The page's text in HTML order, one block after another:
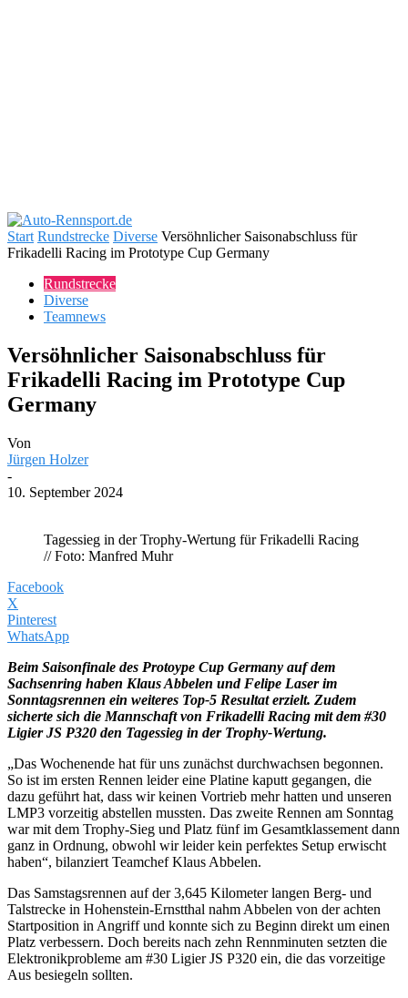
Start Rundstrecke Diverse Versöhnlicher Saisonabschluss für
Frikadelli Racing im Prototype Cup Germany
Rundstrecke
Diverse
Teamnews
Versöhnlicher Saisonabschluss für
Frikadelli Racing im Prototype Cup
Germany
Von
Jürgen Holzer
-
10. September 2024
Tagessieg in der Trophy-Wertung für Frikadelli Racing
// Foto: Manfred Muhr
Facebook
X
Pinterest
WhatsApp
Beim Saisonfinale des Protoype Cup Germany auf dem
Sachsenring haben Klaus Abbelen und Felipe Laser im
Sonntagsrennen ein weiteres Top-5 Resultat erzielt. Zudem
sicherte sich die Mannschaft von Frikadelli Racing mit dem #30
Ligier JS P320 den Tagessieg in der Trophy-Wertung.
„Das Wochenende hat für uns zunächst durchwachsen begonnen.
So ist im ersten Rennen leider eine Platine kaputt gegangen, die
dazu geführt hat, dass wir keinen Vortrieb mehr hatten und unseren
LMP3 vorzeitig abstellen mussten. Das zweite Rennen am Sonntag
war mit dem Trophy-Sieg und Platz fünf im Gesamtklassement dann
ganz in Ordnung, obwohl wir leider kein perfektes Setup erwischt
haben“, bilanziert Teamchef Klaus Abbelen.
Das Samstagsrennen auf der 3,645 Kilometer langen Berg- und
Talstrecke in Hohenstein-Ernstthal nahm Abbelen von der achten
Startposition in Angriff und konnte sich zu Beginn direkt um einen
Platz verbessern. Doch bereits nach zehn Rennminuten setzten die
Elektronikprobleme am #30 Ligier JS P320 ein, die das vorzeitige
Aus besiegeln sollten.